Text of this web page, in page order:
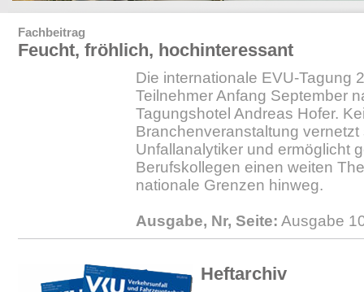
Fachbeitrag
Feucht, fröhlich, hochinteressant
Die internationale EVU-Tagung
Teilnehmer Anfang September
Tagungshotel Andreas Hofer.
Branchenveranstaltung
Unfallanalytiker und ermöglicht
Berufskollegen einen weiten
nationale Grenzen hinweg.
Ausgabe, Nr, Seite: Ausgabe
Heftarchiv